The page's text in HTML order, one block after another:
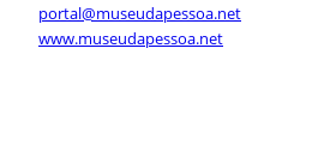
portal@museudapessoa.net
www.museudapessoa.net